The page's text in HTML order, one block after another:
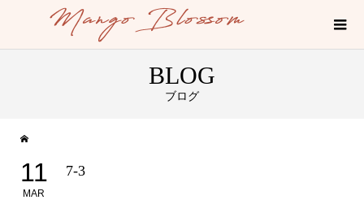
BLOG
ブログ
11
MAR
7-3